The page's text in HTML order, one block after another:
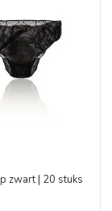
zwart | 20 stuks